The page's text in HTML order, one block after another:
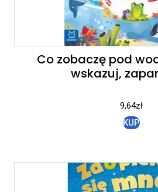
Co zobaczę pod
wskazuj,
9,64zł
KUP